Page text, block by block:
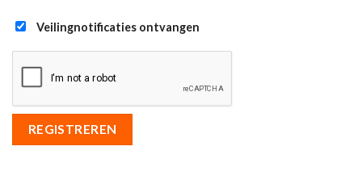
Veilingnotificaties ontvangen
REGISTREREN